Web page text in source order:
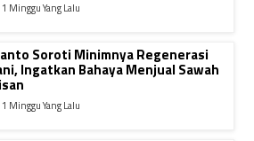
1 Minggu Yang Lalu
Soroti Minimnya Regenerasi
Ingatkan Bahaya Menjual Sawah
1 Minggu Yang Lalu